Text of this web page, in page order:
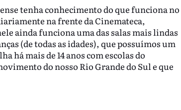
tenha conhecimento do que funciona no
na frente da Cinemateca,
ainda funciona uma das salas mais lindas
(de todas as idades), que possuímos um
há mais de 14 anos com escolas do
do nosso Rio Grande do Sul e que